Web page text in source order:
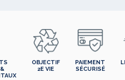
OBJECTIF
2E VIE
PAIEMENT
SÉCURISÉ